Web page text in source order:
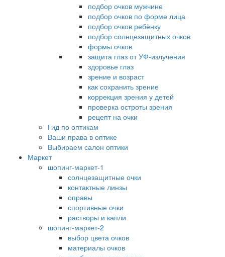
подбор очков мужчине
подбор очков по форме лица
подбор очков ребёнку
подбор солнцезащитных очков
формы очков
защита глаз от УФ-излучения
здоровье глаз
зрение и возраст
как сохранить зрение
коррекция зрения у детей
проверка остроты зрения
рецепт на очки
Гид по оптикам
Ваши права в оптике
Выбираем салон оптики
Маркет
шопинг-маркет-1
солнцезащитные очки
контактные линзы
оправы
спортивные очки
растворы и капли
шопинг-маркет-2
выбор цвета очков
материалы очков